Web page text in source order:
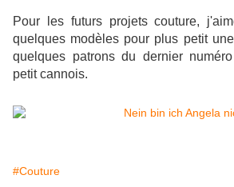
Pour les futurs projets couture,
quelques modèles pour plus petit
quelques patrons du dernier
petit cannois.
#Couture